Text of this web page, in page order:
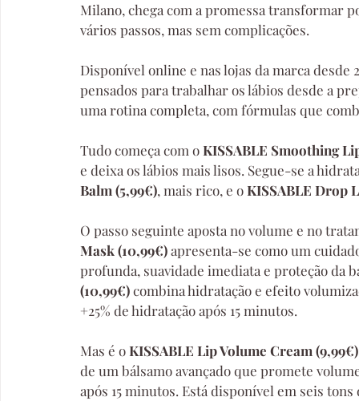
Milano, chega com a promessa transformar
vários passos, mas sem complicações.
Disponível online e nas lojas da marca
pensados para trabalhar os lábios desde a
uma rotina completa, com fórmulas que
Tudo começa com o KISSABLE Smoothing
e deixa os lábios mais lisos. Segue-se a
Balm (5,99€), mais rico, e o KISSABLE Drop
O passo seguinte aposta no volume e no
Mask (10,99€) apresenta-se como um
profunda, suavidade imediata e proteção da
(10,99€) combina hidratação e efeito
+25% de hidratação após 15 minutos.
Mas é o KISSABLE Lip Volume Cream (9,99€)
de um bálsamo avançado que promete
após 15 minutos. Está disponível em seis